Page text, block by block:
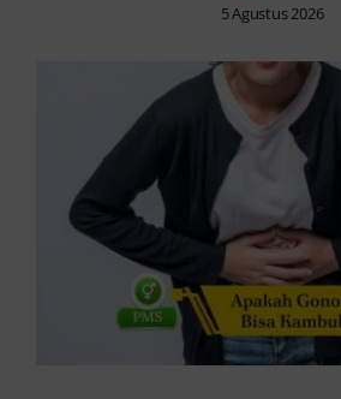
5 Agustus 2026